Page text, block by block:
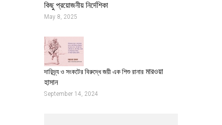
কিছু প্রয়োজনীয় নির্দেশিকা
May 8, 2025
দারিদ্র্য ও সংকটের বিরুদ্ধে জয়ী এক শিশু রানার মারওয়া
হাসান
September 14, 2024